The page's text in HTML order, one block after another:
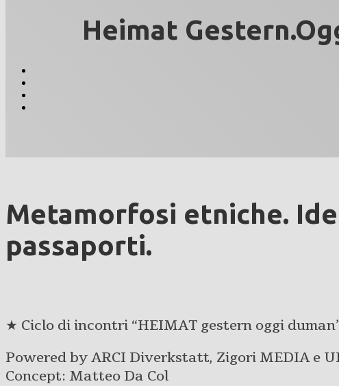
Heimat
Metamorfosi etniche.
passaporti.
★ Ciclo di incontri “HEIMAT gestern oggi
Powered by ARCI Diverkstatt, Zigori MEDIA e
Concept: Matteo Da Col